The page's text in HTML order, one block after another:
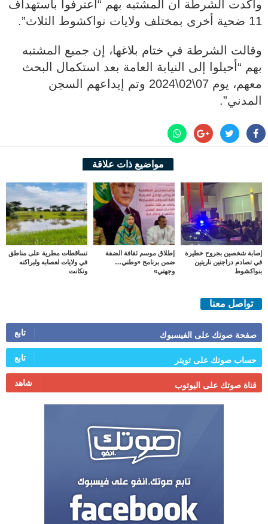
وأكدت الشرطة أن المشتبه بهم “اعترفوا باستهداف
11 ضحية أخرى بمختلف ولايات نواكشوط الثلاث”.
وقالت الشرطة في ختام بلاغها، إن جميع المشتبه
بهم “أحيلوا إلى النيابة العامة بعد استكمال البحث
معهم، يوم 07\02\2024 وتم إيداعهم السجن
المدني”.
مواضيع ذات علاقة
إصابة شخصين بجروح خطيرة
في تصادم دراجتين ناريتين
بنواكشوط
إطلاق موسم ثقافة الضفة
ضمن برنامج «وطني…
وجهتي»
تساقطات مطرية على مناطق
في ولايات لعصابه ولبراكنه
وتكانت
تواصل معنا
صفحة صوتك على الفيسبوك تابع
حساب صوتك على تويتر تابع
قناة صوتك على اليوتوب شاهد